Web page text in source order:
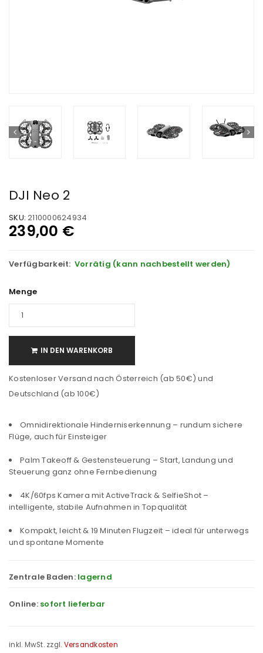
DJI Neo 2
SKU: 2110000624934
239,00 €
Verfügbarkeit: Vorrätig (kann nachbestellt werden)
Menge
IN DEN WARENKORB
Kostenloser Versand nach Österreich (ab 50€) und
Deutschland (ab 100€)
Omnidirektionale Hinderniserkennung – rundum sichere
Flüge, auch für Einsteiger
Palm Takeoff & Gestensteuerung – Start, Landung und
Steuerung ganz ohne Fernbedienung
4K/60fps Kamera mit ActiveTrack & SelfieShot –
intelligente, stabile Aufnahmen in Topqualität
Kompakt, leicht & 19 Minuten Flugzeit – ideal für unterwegs
und spontane Momente
Zentrale Baden: lagernd
Online: sofort lieferbar
inkl. MwSt. zzgl. Versandkosten